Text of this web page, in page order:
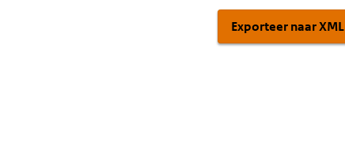
Exporteer naar XML